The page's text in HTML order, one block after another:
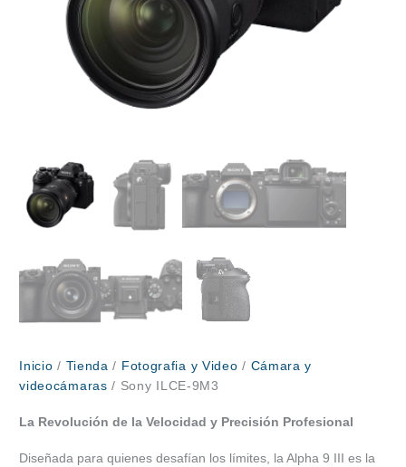
Inicio / Tienda / Fotografia y Video / Cámara y
videocámaras / Sony ILCE-9M3
La Revolución de la Velocidad y Precisión Profesional
Diseñada para quienes desafían los límites, la Alpha 9 III es la